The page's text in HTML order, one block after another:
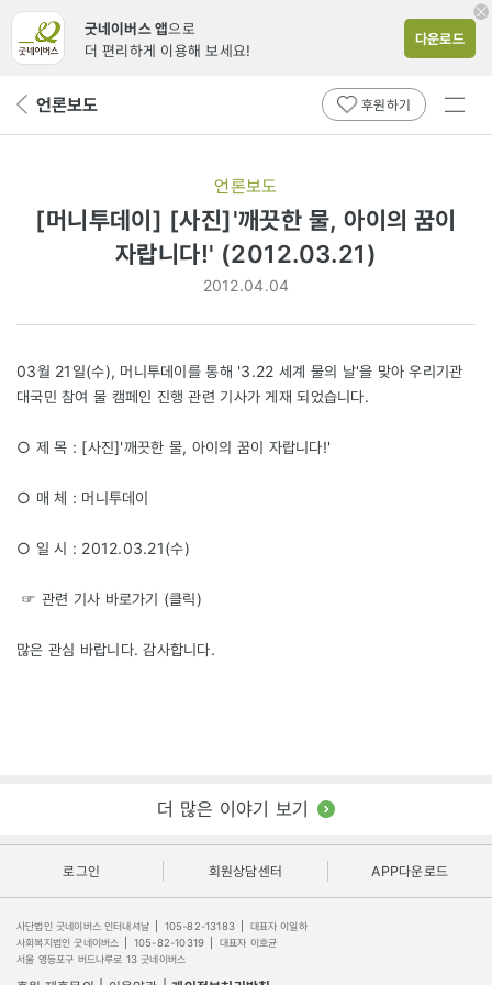
굿네이버스 앱으로
더 편리하게 이용해 보세요!
다운로드
뒤 언론보도 후원하기
전체
언론보도
[머니투데이] [사진]'깨끗한 물, 아이의 꿈이
자랍니다!' (2012.03.21)
2012.04.04
03월 21일(수), 머니투데이를 통해 '3.22 세계 물의 날'을 맞아 우리기관
대국민 참여 물 캠페인 진행 관련 기사가 게재 되었습니다.
○ 제 목 : [사진]'깨끗한 물, 아이의 꿈이 자랍니다!'
○ 매 체 : 머니투데이
○ 일 시 : 2012.03.21(수)
☞ 관련 기사 바로가기 (클릭)
많은 관심 바랍니다. 감사합니다.
더 많은 이야기 보기
로그인 회원상담센터 APP다운로드
사단법인 굿네이버스 인터내셔날 105-82-13183
대표자 이일하
사회복지법인 굿네이버스
105-82-10319
대표자 이호균
서울 영등포구 버드나루로 13 굿네이버스